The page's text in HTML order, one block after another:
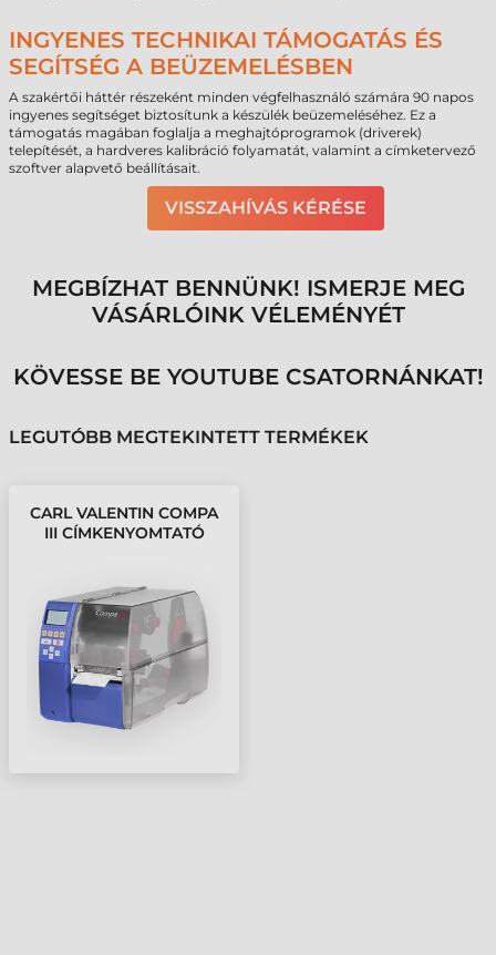
INGYENES TECHNIKAI TÁMOGATÁS ÉS
SEGÍTSÉG A BEÜZEMELÉSBEN
A szakértői háttér részeként minden végfelhasználó számára 90 napos
ingyenes segítséget biztosítunk a készülék beüzemeléséhez. Ez a
támogatás magában foglalja a meghajtóprogramok (driverek)
telepítését, a hardveres kalibráció folyamatát, valamint a címketervező
szoftver alapvető beállításait.
VISSZAHÍVÁS KÉRÉSE
MEGBÍZHAT BENNÜNK! ISMERJE MEG
VÁSÁRLÓINK VÉLEMÉNYÉT
KÖVESSE BE YOUTUBE CSATORNÁNKAT!
LEGUTÓBB MEGTEKINTETT TERMÉKEK
CARL VALENTIN COMPA
III CÍMKENYOMTATÓ